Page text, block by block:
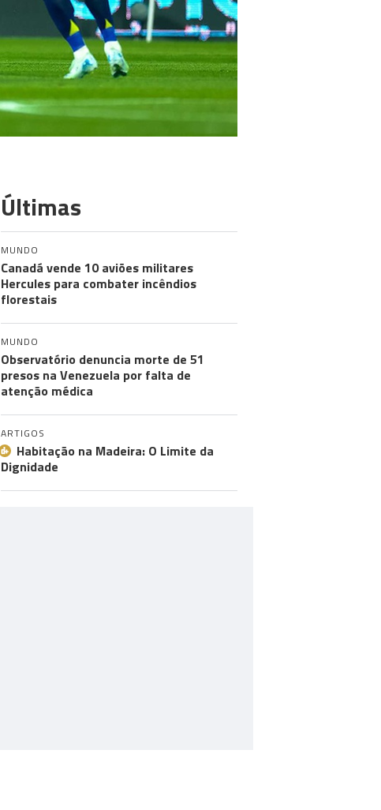
Últimas
MUNDO
Canadá vende 10 aviões militares
Hercules para combater incêndios
florestais
MUNDO
Observatório denuncia morte de 51
presos na Venezuela por falta de
atenção médica
ARTIGOS
Habitação na Madeira: O Limite da
Dignidade